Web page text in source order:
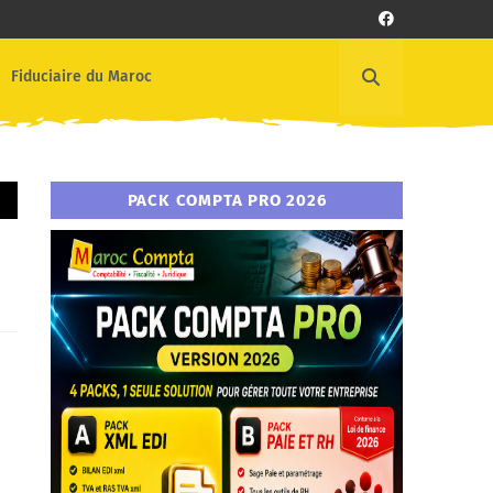
Fiduciaire du Maroc
PACK COMPTA PRO 2026